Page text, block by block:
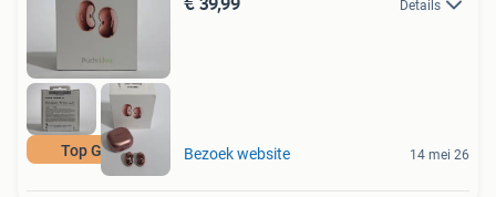
Top Geluid
Details
Bezoek website 14 mei 26